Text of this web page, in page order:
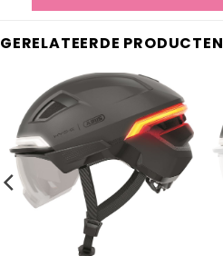
GERELATEERDE PRODUCTEN